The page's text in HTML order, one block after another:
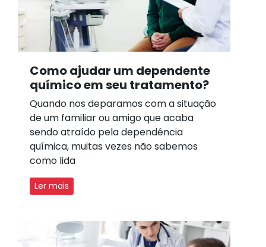
Como ajudar um dependente
químico em seu tratamento?
Quando nos deparamos com a situação
de um familiar ou amigo que acaba
sendo atraído pela dependência
química, muitas vezes não sabemos
como lida
Ler mais